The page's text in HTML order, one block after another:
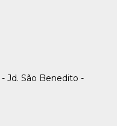
- Jd. São Benedito -